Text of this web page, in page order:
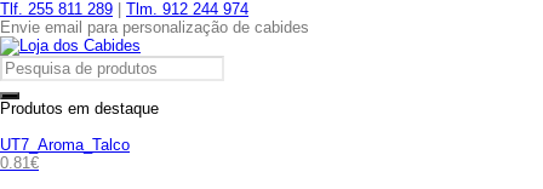
Tlf. 255 811 289
Tlm. 912 244 974
Envie email para personalização de cabides
Produtos em destaque
UT7_Aroma_Talco
0.81€